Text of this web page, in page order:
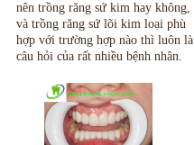
nên trồng răng sứ kim hay không,
và trồng răng sứ lõi kim loại phù
hợp với trường hợp nào thì luôn là
câu hỏi của rất nhiều bệnh nhân.